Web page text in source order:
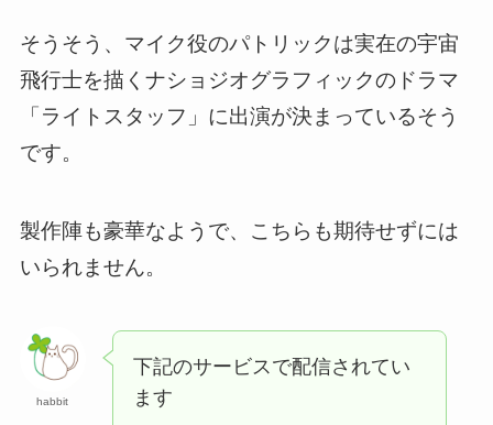
そうそう、マイク役のパトリックは実在の宇宙
飛行士を描くナショジオグラフィックのドラマ
「ライトスタッフ」に出演が決まっているそう
です。
製作陣も豪華なようで、こちらも期待せずには
いられません。
habbit
下記のサービスで配信されてい
ます